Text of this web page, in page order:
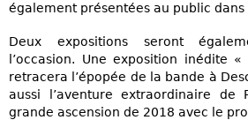
également présentées au public dans
Deux expositions seront
l’occasion. Une exposition inédite
retracera l’épopée de la bande à
aussi l’aventure extraordinaire
grande ascension de 2018 avec le